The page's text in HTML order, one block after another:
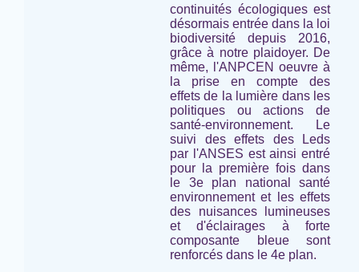
continuités écologiques est
désormais entrée dans la loi
biodiversité depuis 2016,
grâce à notre plaidoyer. De
même, l'ANPCEN oeuvre à
la prise en compte des
effets de la lumière dans les
politiques ou actions de
santé-environnement. Le
suivi des effets des Leds
par l'ANSES est ainsi entré
pour la première fois dans
le 3e plan national santé
environnement et les effets
des nuisances lumineuses
et d'éclairages à forte
composante bleue sont
renforcés dans le 4e plan.